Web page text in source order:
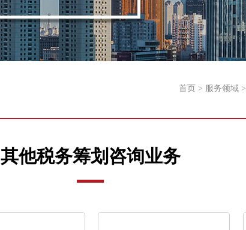
首页 > 服务领域 >
其他税务筹划咨询业务